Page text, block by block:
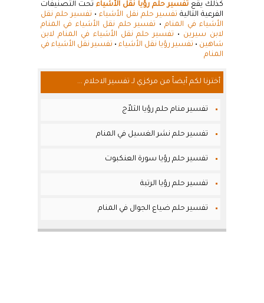
كذلك يقعتفسير حلم رؤيا نقل الأشياءتحت التصنيفات
الفرعية التالية تفسير حلم نقل الأشياء• تفسير حلم نقل
الأشياء في المنام• تفسير حلم نقل الأشياء في المنام
لابن سيرين • تفسير حلم نقل الأشياء في المنام لابن
شاهين • تفسير رؤيا نقل الأشياء • تفسير نقل الأشياء في
المنام
أخترنا لكم أيضاً من مركزي لـ تفسير الاحلام ...
تفسير منام حلم رؤيا الثلاّج
تفسير حلم نشر الغسيل في المنام
تفسير حلم رؤيا سورة العنكبوت
تفسير حلم رؤيا الرتبة
تفسير حلم ضياع الجوال في المنام